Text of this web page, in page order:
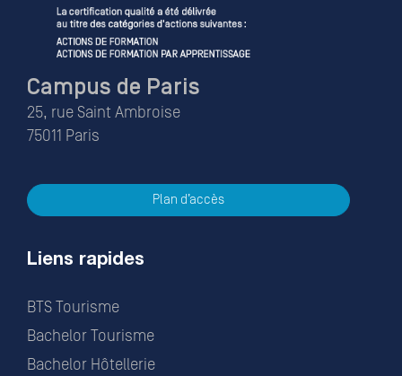
Campus de Paris
25, rue Saint Ambroise
75011 Paris
Plan d’accès
Liens rapides
BTS Tourisme
Bachelor Tourisme
Bachelor Hôtellerie